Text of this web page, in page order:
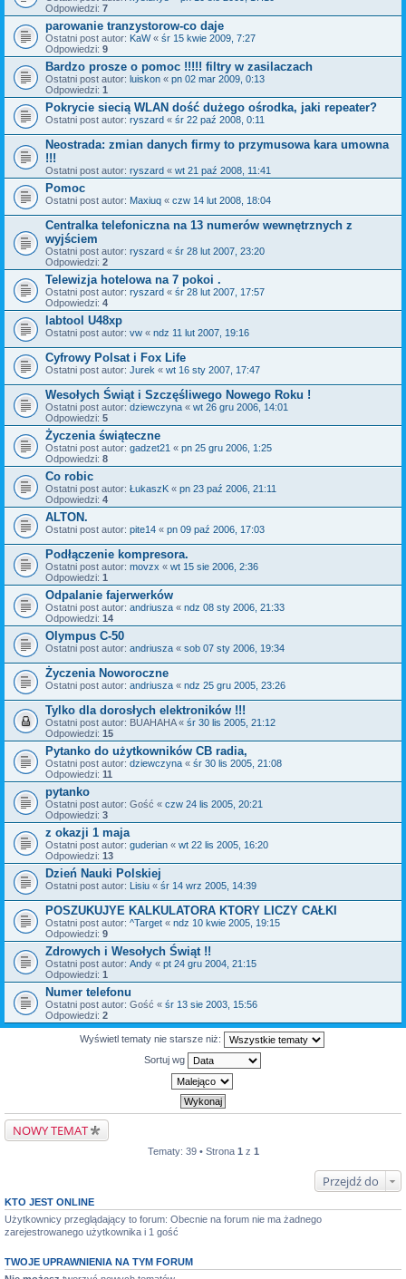
Odpowiedzi: 7
parowanie tranzystorow-co daje
Ostatni post autor: KaW« śr 15 kwie 2009, 7:27
Odpowiedzi: 9
Bardzo prosze o pomoc !!!!! filtry w zasilaczach
Ostatni post autor: luiskon « pn 02 mar 2009, 0:13
Odpowiedzi: 1
Pokrycie siecią WLAN dość dużego ośrodka, jaki repeater?
Ostatni post autor: ryszard « śr 22 paź 2008, 0:11
Neostrada: zmian danych firmy to przymusowa kara umowna
!!!
Ostatni post autor: ryszard « wt 21 paź 2008, 11:41
Pomoc
Ostatni post autor: Maxiuq « czw 14 lut 2008, 18:04
Centralka telefoniczna na 13 numerów wewnętrznych z
wyjściem
Ostatni post autor: ryszard « śr 28 lut 2007, 23:20
Odpowiedzi: 2
Telewizja hotelowa na 7 pokoi .
Ostatni post autor: ryszard « śr 28 lut 2007, 17:57
Odpowiedzi: 4
labtool U48xp
Ostatni post autor: vw « ndz 11 lut 2007, 19:16
Cyfrowy Polsat i Fox Life
Ostatni post autor: Jurek « wt 16 sty 2007, 17:47
Wesołych Świąt i Szczęśliwego Nowego Roku !
Ostatni post autor: dziewczyna « wt 26 gru 2006, 14:01
Odpowiedzi: 5
Życzenia świąteczne
Ostatni post autor: gadzet21 « pn 25 gru 2006, 1:25
Odpowiedzi: 8
Co robic
Ostatni post autor: ŁukaszK « pn 23 paź 2006, 21:11
Odpowiedzi: 4
ALTON.
Ostatni post autor: pite14 « pn 09 paź 2006, 17:03
Podłączenie kompresora.
Ostatni post autor: movzx « wt 15 sie 2006, 2:36
Odpowiedzi: 1
Odpalanie fajerwerków
Ostatni post autor: andriusza « ndz 08 sty 2006, 21:33
Odpowiedzi: 14
Olympus C-50
Ostatni post autor: andriusza « sob 07 sty 2006, 19:34
Życzenia Noworoczne
Ostatni post autor: andriusza « ndz 25 gru 2005, 23:26
Tylko dla dorosłych elektroników !!!
Ostatni post autor: BUAHAHA« śr 30 lis 2005, 21:12
Odpowiedzi: 15
Pytanko do użytkowników CB radia,
Ostatni post autor: dziewczyna « śr 30 lis 2005, 21:08
Odpowiedzi: 11
pytanko
Ostatni post autor: Gość « czw 24 lis 2005, 20:21
Odpowiedzi: 3
z okazji 1 maja
Ostatni post autor: guderian « wt 22 lis 2005, 16:20
Odpowiedzi: 13
Dzień Nauki Polskiej
Ostatni post autor: Lisiu « śr 14 wrz 2005, 14:39
POSZUKUJYE KALKULATORA KTORY LICZY CAŁKI
Ostatni post autor: ^Target « ndz 10 kwie 2005, 19:15
Odpowiedzi: 9
Zdrowych i Wesołych Świąt !!
Ostatni post autor: Andy « pt 24 gru 2004, 21:15
Odpowiedzi: 1
Numer telefonu
Ostatni post autor: Gość « śr 13 sie 2003, 15:56
Odpowiedzi: 2
Wyświetl tematy nie starsze niż:
Sortuj wg
NOWY TEMAT
Tematy: 39 • Strona 1 z 1
Przejdź do
KTO JEST ONLINE
Użytkownicy przeglądający to forum: Obecnie na forum nie ma żadnego
zarejestrowanego użytkownika i 1 gość
TWOJE UPRAWNIENIA NA TYM FORUM